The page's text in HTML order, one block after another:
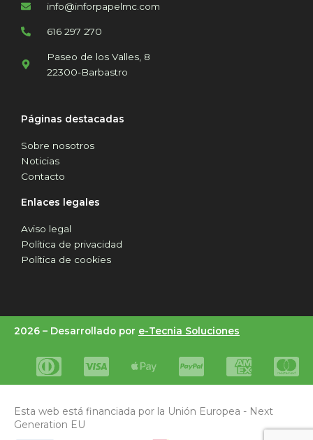
info@inforpapelmc.com
616 297 270
Paseo de los Valles, 8
22300-Barbastro
Páginas destacadas
Sobre nosotros
Noticias
Contacto
Enlaces legales
Aviso legal
Política de privacidad
Política de cookies
2026 – Desarrollado por e-Tecnia Soluciones
Esta web está financiada por la Unión Europea - Next
Generation EU